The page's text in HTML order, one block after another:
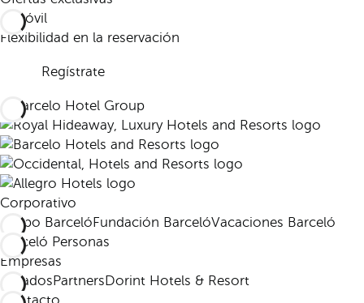
Flexibilidad en la reservación
Regístrate
Corporativo
Grupo BarcelóFundación BarcelóVacaciones Barceló
Barceló Personas
Empresas
AfiliadosPartnersDorint Hotels & Resort